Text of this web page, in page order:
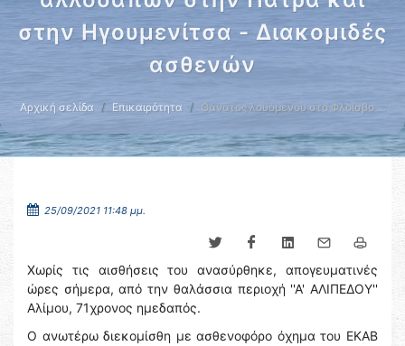
στην Ηγουμενίτσα - Διακομιδές
ασθενών
Αρχική σελίδα Επικαιρότητα Θάνατος λουόμενου στο Φλοίσβο …
25/09/2021 11:48 μμ.
Χωρίς τις αισθήσεις του ανασύρθηκε, απογευματινές
ώρες σήμερα, από την θαλάσσια περιοχή ''Α' ΑΛΙΠΕΔΟΥ''
Αλίμου, 71χρονος ημεδαπός.
Ο ανωτέρω διεκομίσθη με ασθενοφόρο όχημα του ΕΚΑΒ